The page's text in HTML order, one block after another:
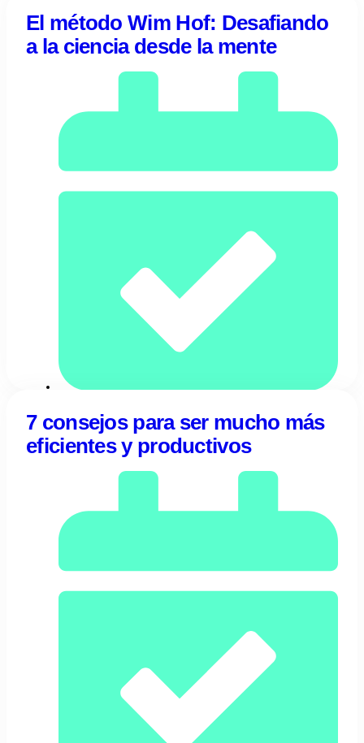
Tentulogo
El método Wim Hof: Desafiando
a la ciencia desde la mente
Fabiana Russo
7 consejos para ser mucho más
eficientes y productivos